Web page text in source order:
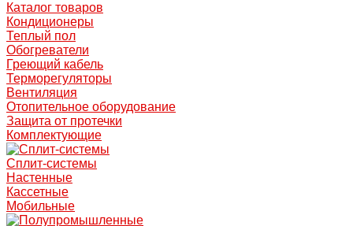
Каталог товаров
Кондиционеры
Теплый пол
Обогреватели
Греющий кабель
Терморегуляторы
Вентиляция
Отопительное оборудование
Защита от протечки
Комплектующие
Сплит-системы
Настенные
Кассетные
Мобильные